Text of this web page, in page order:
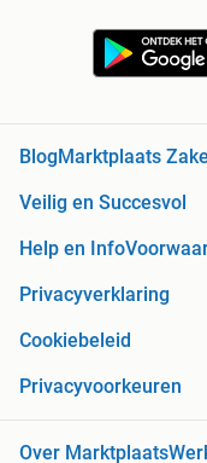
BlogMarktplaats
Veilig en Succesvol
Help en Info
Privacyverklaring
Cookiebeleid
Privacyvoorkeuren
Over Marktplaats